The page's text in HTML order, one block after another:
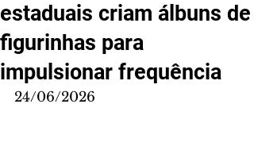
estaduais criam álbuns de
figurinhas para
impulsionar frequência
24/06/2026